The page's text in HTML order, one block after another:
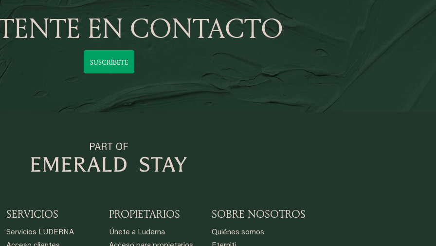
EN CONTACTO
SUSCRÍBETE
SERVICIOS
Servicios LUDERNA
PROPIETARIOS
Únete a Luderna
SOBRE NOSOTROS
Quiénes somos